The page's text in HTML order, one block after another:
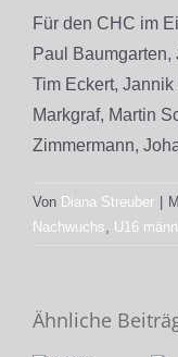
Für den CHC im
Paul Baumgarten,
Tim Eckert,
Markgraf, Martin
Zimmermann,
Von Diana Streuber
Nachwuchs, U16
Ähnliche